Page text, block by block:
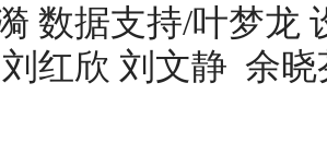
数据支持/叶梦龙
红欣 刘文静 余晓